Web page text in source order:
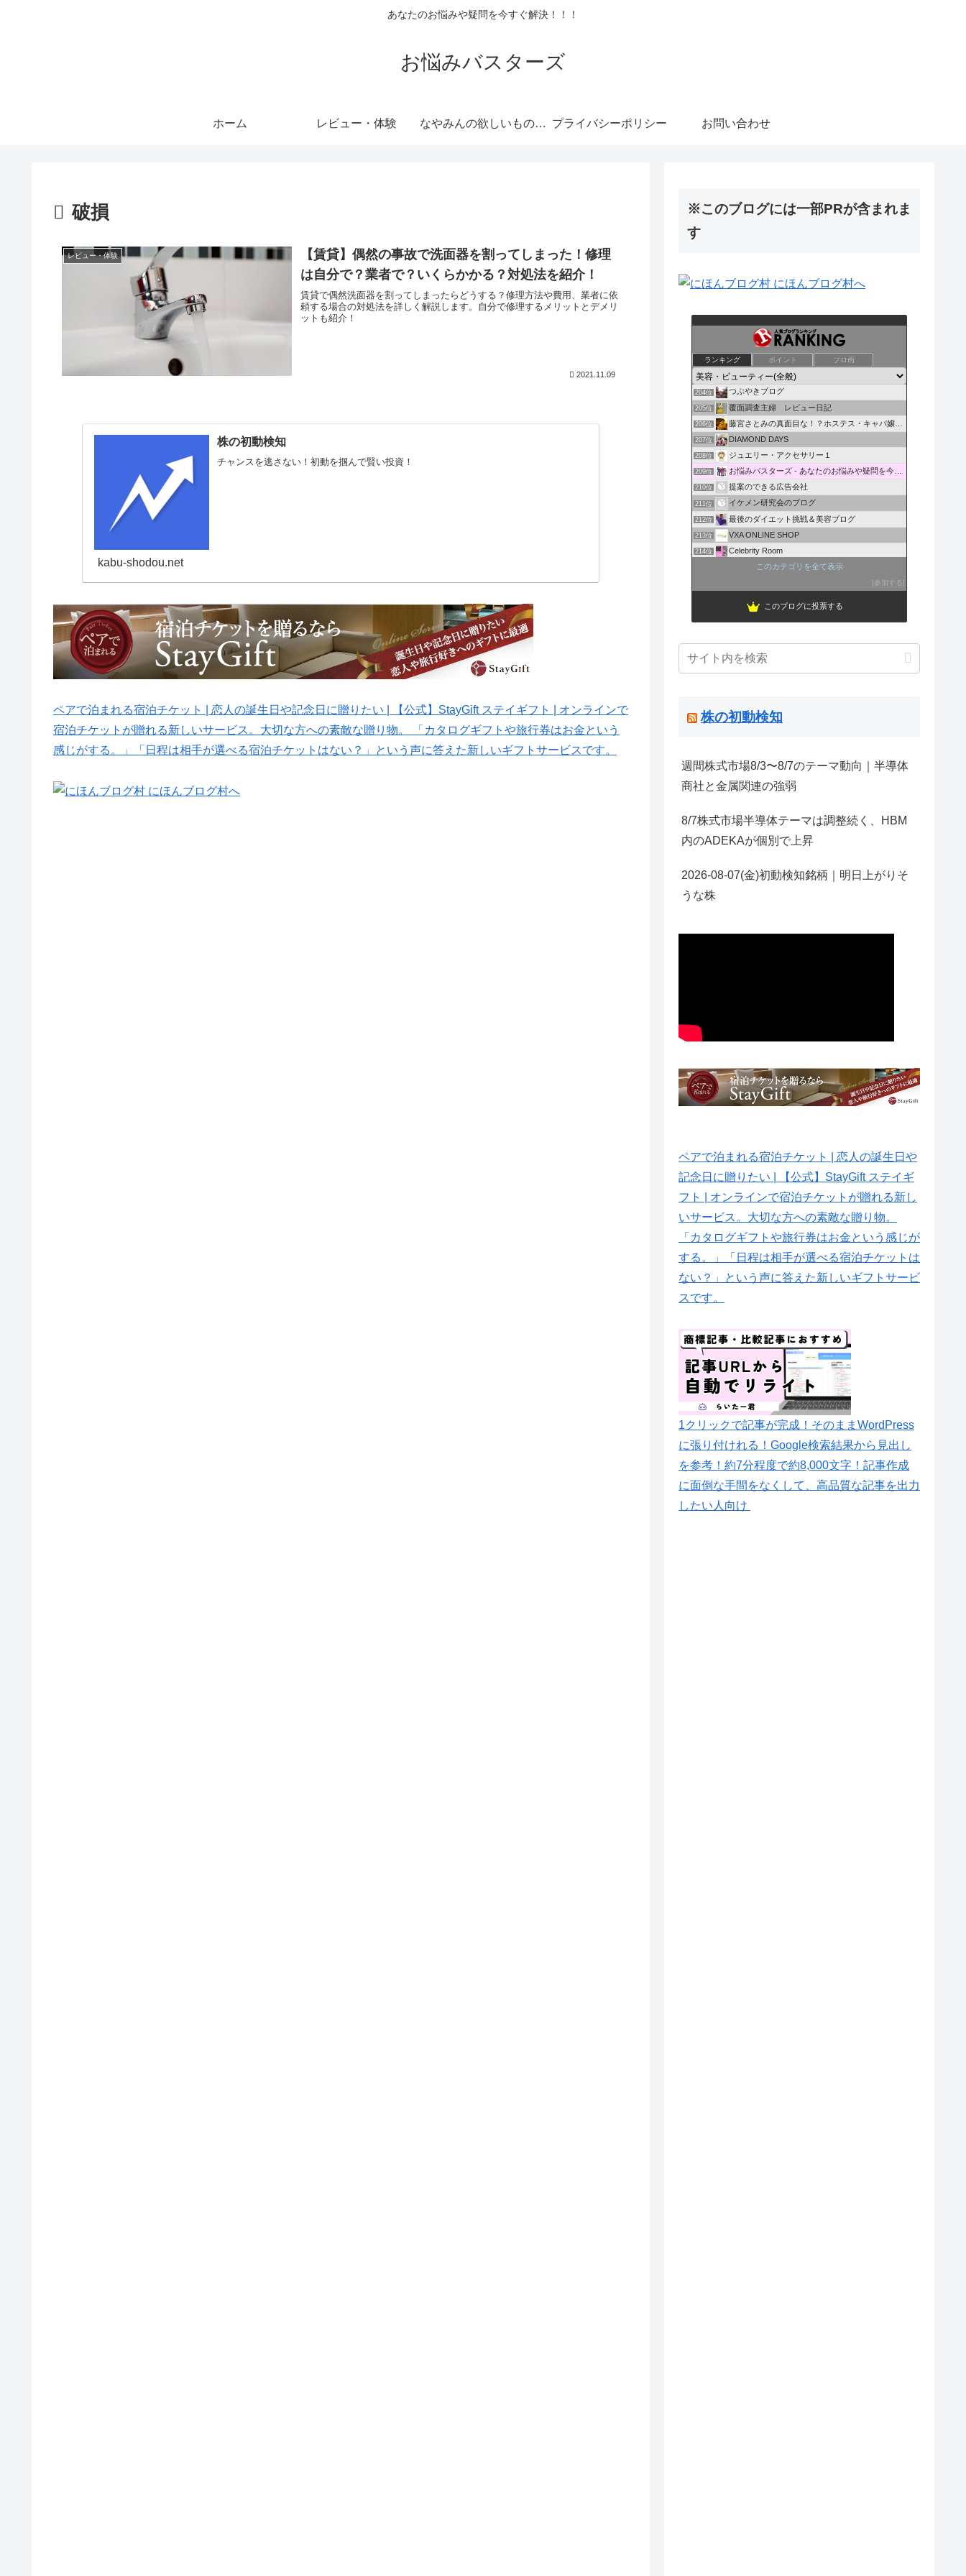
あなたのお悩みや疑問を今すぐ解決！！！
お悩みバスターズ
ホーム レビュー・体験 なやみんの欲しいものランキング プライバシーポリシー お問い合わせ
破損
レビュー・体験
【賃貸】偶然の事故で洗面器を割ってしまった！修理
は自分で？業者で？いくらかかる？対処法を紹介！
賃貸で偶然洗面器を割ってしまったらどうする？修理方法や費用、業者に依
頼する場合の対処法を詳しく解説します。自分で修理するメリットとデメリ
ットも紹介！
2021.11.09
株の初動検知
チャンスを逃さない！初動を掴んで賢い投資！
kabu-shodou.net
ペアで泊まれる宿泊チケット | 恋人の誕生日や記念日に贈りたい | 【公式】StayGift ステイギフト | オンラインで
宿泊チケットが贈れる新しいサービス。大切な方への素敵な贈り物。 「カタログギフトや旅行券はお金という
感じがする。」「日程は相手が選べる宿泊チケットはない？」という声に答えた新しいギフトサービスです。
※このブログには一部PRが含まれま
す
ランキング ポイント ブロ画
202位 iHerbで買ったもの、あれやこれや。
203位 天然母親の息子のボヤキ日記
204位 つぶやきブログ
205位 覆面調査主婦 レビュー日記
206位 藤宮さとみの真面目な！？ホステス・キャバ嬢ブログ
207位 DIAMOND DAYS
208位 ジュエリー・アクセサリー１
209位 お悩みバスターズ - あなたのお悩みや疑問を今すぐ解決！
210位 提案のできる広告会社
211位 イケメン研究会のブログ
212位 最後のダイエット挑戦＆美容ブログ
213位 VXA ONLINE SHOP
214位 Celebrity Room
才色兼備！女子力100％！アラサー女子の綺麗の秘訣
このカテゴリを全て表示
参加する
このブログに投票する
株の初動検知
週間株式市場8/3〜8/7のテーマ動向｜半導体
商社と金属関連の強弱
8/7株式市場半導体テーマは調整続く、HBM
内のADEKAが個別で上昇
2026-08-07(金)初動検知銘柄｜明日上がりそ
うな株
ペアで泊まれる宿泊チケット | 恋人の誕生日や
記念日に贈りたい | 【公式】StayGift ステイギ
フト | オンラインで宿泊チケットが贈れる新し
いサービス。大切な方への素敵な贈り物。
「カタログギフトや旅行券はお金という感じが
する。」「日程は相手が選べる宿泊チケットは
ない？」という声に答えた新しいギフトサービ
スです。
1クリックで記事が完成！そのままWordPress
に張り付けれる！Google検索結果から見出し
を参考！約7分程度で約8,000文字！記事作成
に面倒な手間をなくして、高品質な記事を出力
したい人向け